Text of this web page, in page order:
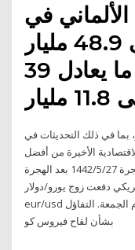
في
2021 .. وصلت إلى 48.9 مليار
دولار أمريكي، وهو ما يعادل 39
بما في ذلك التحديثات في
الأخيرة من أفضل
مصدر لأخبار الفوركس. 5‏‏/6‏‏/1442 بعد الهجرة 27‏‏/5‏‏/1442 بعد الهجرة
دفعت زوج يورو/دولار
eur/usd إلى أعلى مستوياته منذ أبريل/نيسان 2018 يوم الجمعة. التفاؤل
بشأن لقاح فيروس كو